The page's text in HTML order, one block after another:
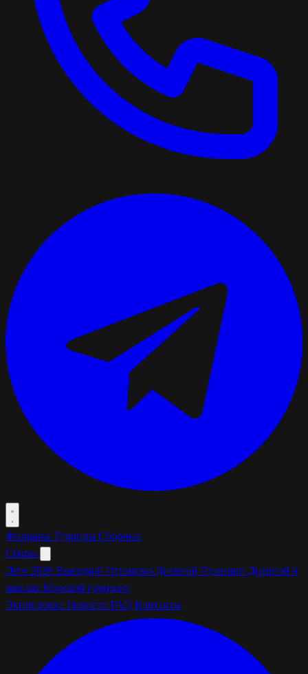
Филиалы Турниры Сборные
Сборы
Лето 2026 Выездной Огниково Дневной Лужники Дневной в
школах Морской горизонт
Экипировка Новости FAQ Контакты